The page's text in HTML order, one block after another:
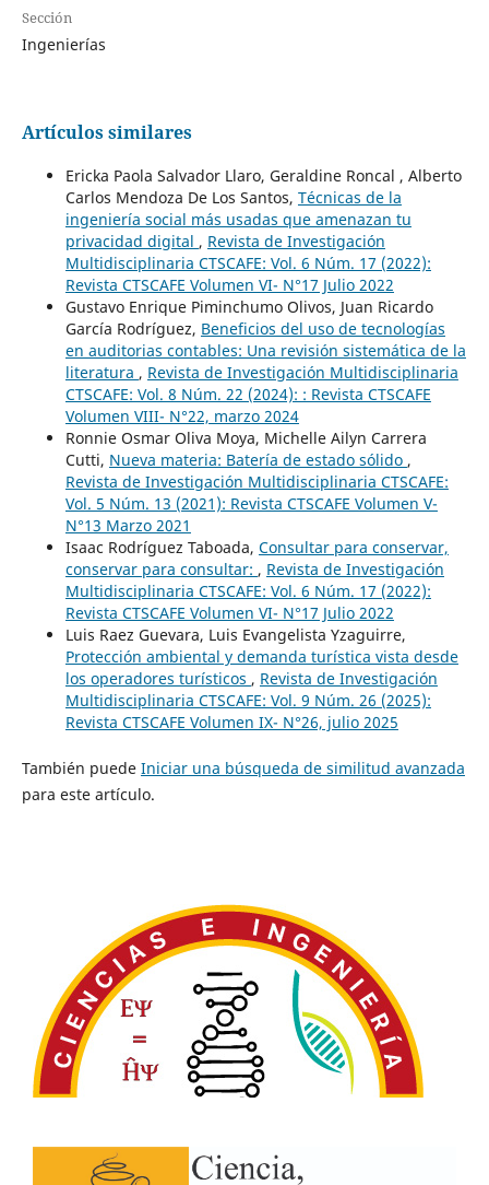
Sección
Ingenierías
Artículos similares
Ericka Paola Salvador Llaro, Geraldine Roncal , Alberto
Carlos Mendoza De Los Santos, Técnicas de la
ingeniería social más usadas que amenazan tu
privacidad digital , Revista de Investigación
Multidisciplinaria CTSCAFE: Vol. 6 Núm. 17 (2022):
Revista CTSCAFE Volumen VI- N°17 Julio 2022
Gustavo Enrique Piminchumo Olivos, Juan Ricardo
García Rodríguez, Beneficios del uso de tecnologías
en auditorias contables: Una revisión sistemática de la
literatura , Revista de Investigación Multidisciplinaria
CTSCAFE: Vol. 8 Núm. 22 (2024): : Revista CTSCAFE
Volumen VIII- N°22, marzo 2024
Ronnie Osmar Oliva Moya, Michelle Ailyn Carrera
Cutti, Nueva materia: Batería de estado sólido ,
Revista de Investigación Multidisciplinaria CTSCAFE:
Vol. 5 Núm. 13 (2021): Revista CTSCAFE Volumen V-
N°13 Marzo 2021
Isaac Rodríguez Taboada, Consultar para conservar,
conservar para consultar: , Revista de Investigación
Multidisciplinaria CTSCAFE: Vol. 6 Núm. 17 (2022):
Revista CTSCAFE Volumen VI- N°17 Julio 2022
Luis Raez Guevara, Luis Evangelista Yzaguirre,
Protección ambiental y demanda turística vista desde
los operadores turísticos , Revista de Investigación
Multidisciplinaria CTSCAFE: Vol. 9 Núm. 26 (2025):
Revista CTSCAFE Volumen IX- N°26, julio 2025
También puede Iniciar una búsqueda de similitud avanzada
para este artículo.